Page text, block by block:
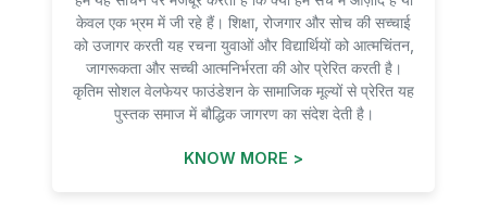
केवल एक भ्रम में जी रहे हैं। शिक्षा, रोजगार और सोच की सच्चाई
को उजागर करती यह रचना युवाओं और विद्यार्थियों को आत्मचिंतन,
जागरूकता और सच्ची आत्मनिर्भरता की ओर प्रेरित करती है।
कृतिम सोशल वेलफेयर फाउंडेशन के सामाजिक मूल्यों से प्रेरित यह
पुस्तक समाज में बौद्धिक जागरण का संदेश देती है।
KNOW MORE >